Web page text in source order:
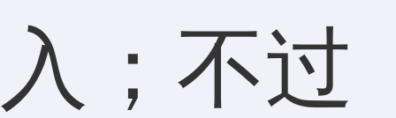
入；不过